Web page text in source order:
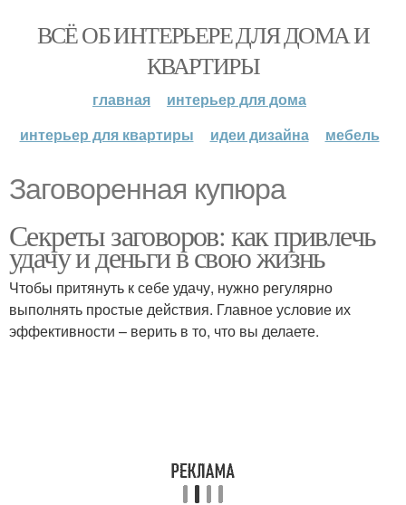
ВСЁ ОБ ИНТЕРЬЕРЕ ДЛЯ ДОМА И
КВАРТИРЫ
главная
интерьер для дома
интерьер для квартиры
идеи дизайна мебель
Заговоренная купюра
Секреты заговоров: как привлечь
удачу и деньги в свою жизнь
Чтобы притянуть к себе удачу, нужно регулярно
выполнять простые действия. Главное условие их
эффективности – верить в то, что вы делаете.